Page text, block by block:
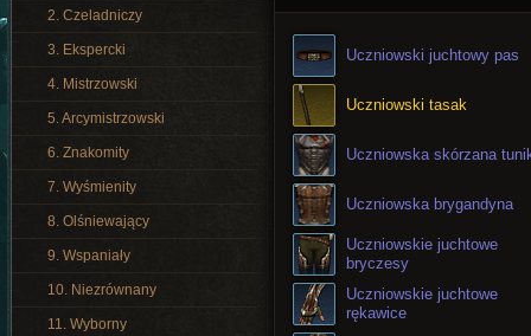
Uczniowski juchtowy pas
Uczniowski tasak
Uczniowska skórzana
Uczniowska brygandyna
Uczniowskie juchtowe
bryczesy
Uczniowskie juchtowe
rękawice
2. Czeladniczy
3. Ekspercki
4. Mistrzowski
5. Arcymistrzowski
6. Znakomity
7. Wyśmienity
8. Olśniewający
9. Wspaniały
10. Niezrównany
11. Wyborny